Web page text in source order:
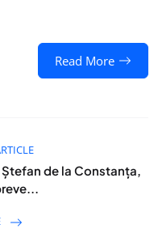
Read More
Ștefan de la Constanța,